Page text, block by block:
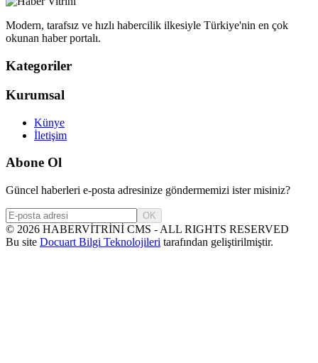
Modern, tarafsız ve hızlı habercilik ilkesiyle Türkiye'nin en çok
okunan haber portalı.
Kategoriler
Kurumsal
Künye
İletişim
Abone Ol
Güncel haberleri e-posta adresinize göndermemizi ister misiniz?
OK
© 2026 HABERVİTRİNİ CMS - ALL RIGHTS RESERVED
Bu site Docuart Bilgi Teknolojileri tarafından geliştirilmiştir.